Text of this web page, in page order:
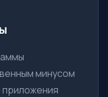
минусом
приложения